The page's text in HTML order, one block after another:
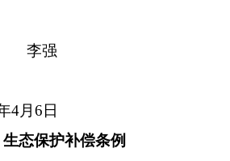
李强
年4月6日
生态保护补偿条例